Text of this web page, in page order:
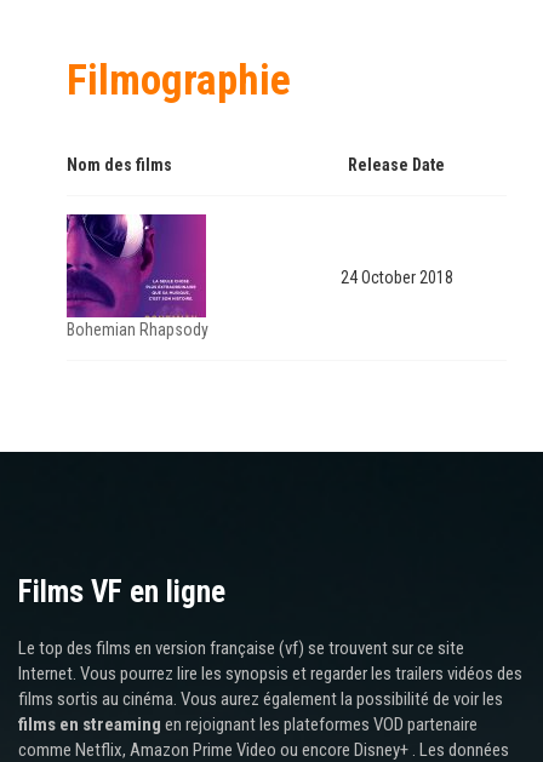
Filmographie
Nom des films Release Date
Bohemian Rhapsody
24 October 2018
Films VF en ligne
Le top des films en version française (vf) se trouvent sur ce site
Internet. Vous pourrez lire les synopsis et regarder les trailers vidéos des
films sortis au cinéma. Vous aurez également la possibilité de voir les
films en streaming en rejoignant les plateformes VOD partenaire
comme Netflix, Amazon Prime Video ou encore Disney+ . Les données